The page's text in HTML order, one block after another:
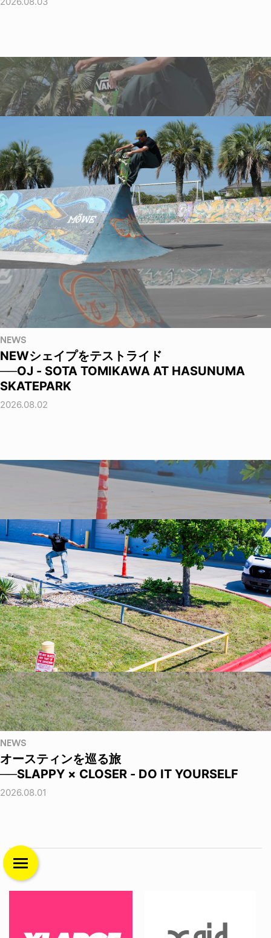
NEWS
NEWシェイプをテストライド
──OJ - SOTA TOMIKAWA AT HASUNUMA
SKATEPARK
2026.08.02
NEWS
オースティンを巡る旅
──SLAPPY × CLOSER - DO IT YOURSELF
2026.08.01